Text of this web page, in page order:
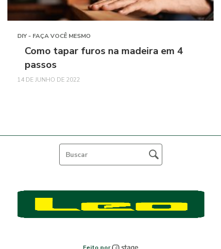
DIY - FAÇA VOCÊ MESMO
Como tapar furos na madeira em 4
passos
14 DE JUNHO DE 2022